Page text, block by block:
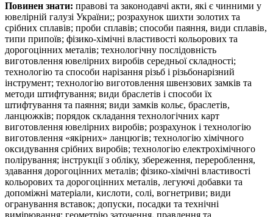
Повинен знати: правові та законодавчі акти, які є чинними у
ювелірній галузі України;; розрахунок шихти золотих та
срібних сплавів; проби сплавів; способи паяння, види сплавів,
типи припоїв; фізико-хімічні властивості кольорових та
дорогоцінних металів; технологічну послідовність
виготовлення ювелірних виробів середньої складності;
технологію та способи нарізання різьб і різьбонарізний
інструмент; технологію виготовлення швензових замків та
методи штифтування; види браслетів і способи їх
штифтування та паяння; види замків кольє, браслетів,
ланцюжків; порядок складання технологічних карт
виготовлення ювелірних виробів; розрахунок і технологію
виготовлення «якірних» ланцюгів; технологію хімічного
оксидування срібних виробів; технологію електрохімічного
полірування; інструкції з обліку, збереження, перероблення,
здавання дорогоцінних металів; фізико-хімічні властивості
кольорових та дорогоцінних металів, легуючі добавки та
допоміжні матеріали, кислоти, солі, вогнетриви; види
огранування вставок; допуски, посадки та технічні